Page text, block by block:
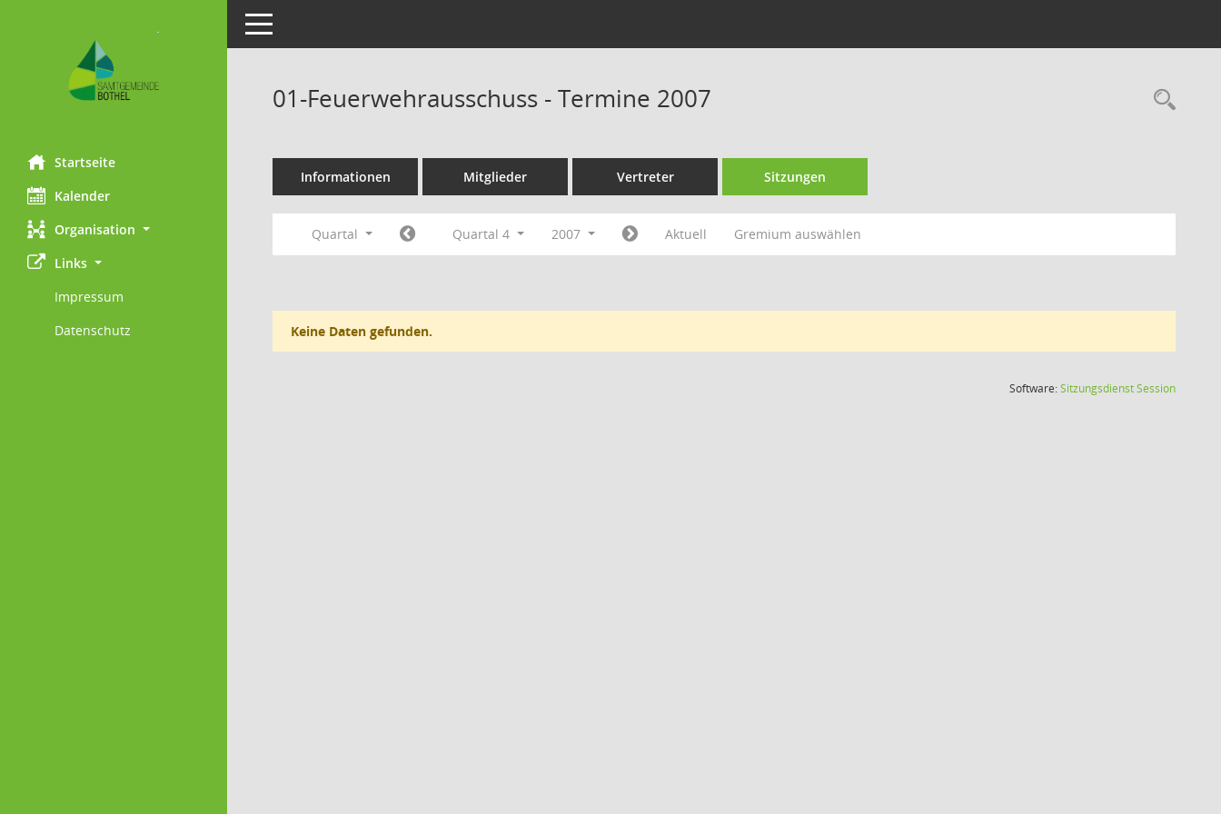
Startseite
Kalender
Organisation
Links
Impressum
Datenschutz
Toggle navigation
01-Feuerwehrausschuss - Termine 2007
Informationen Mitglieder Vertreter Sitzungen
Quartal Quartal 4 2007 Aktuell Gremium auswählen
Keine Daten gefunden.
Software:SitzungsdienstSession(Wird in